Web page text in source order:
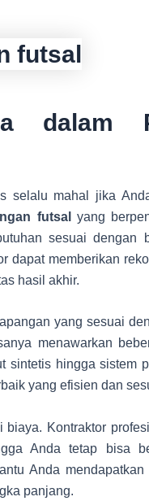
dalam
selalu mahal jika
futsal
yang
sesuai dengan
dapat memberikan
hasil akhir.
yang sesuai
menawarkan
sintetis hingga sistem
yang efisien dan
Kontraktor
Anda tetap bisa
Anda
panjang.